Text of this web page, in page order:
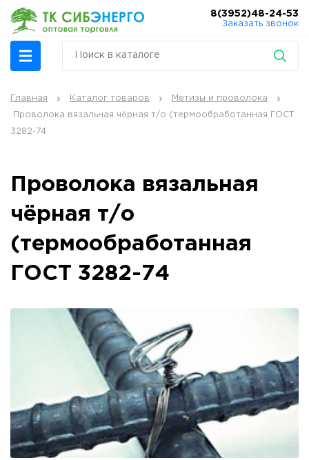
8(3952)48-24-53
Заказать звонок
Главная Каталог товаров Метизы и проволока
Проволока вязальная чёрная т/о (термообработанная ГОСТ
3282-74
Проволока вязальная
чёрная т/о
(термообработанная
ГОСТ 3282-74